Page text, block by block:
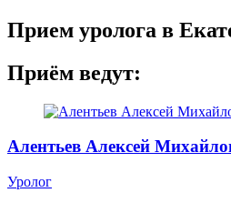
Прием уролога в
Приём ведут:
Алентьев Алексей
Уролог